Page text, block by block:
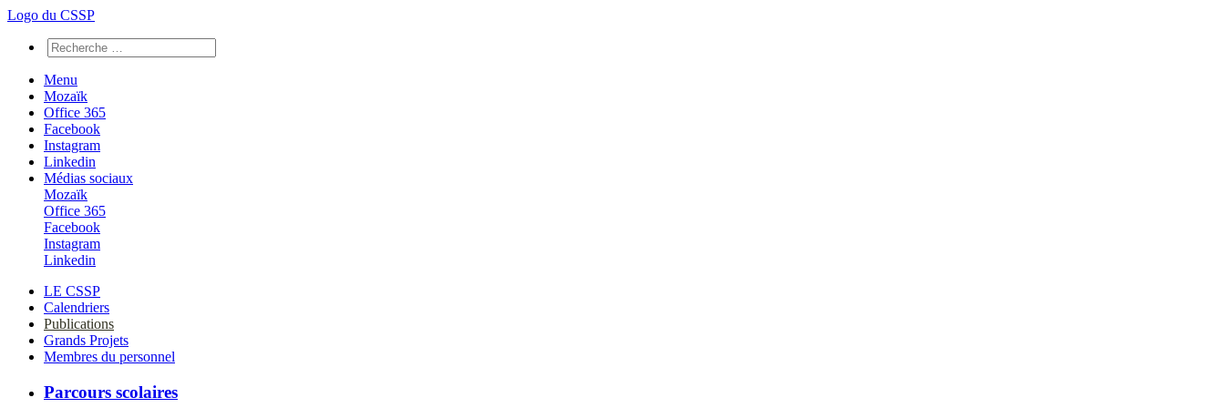
Logo du CSSP
Menu
Mozaïk
Office 365
Facebook
Instagram
Linkedin
Médias sociaux
Mozaïk
Office 365
Facebook
Instagram
Linkedin
LE CSSP
Calendriers
Publications
Grands Projets
Membres du personnel
Parcours scolaires